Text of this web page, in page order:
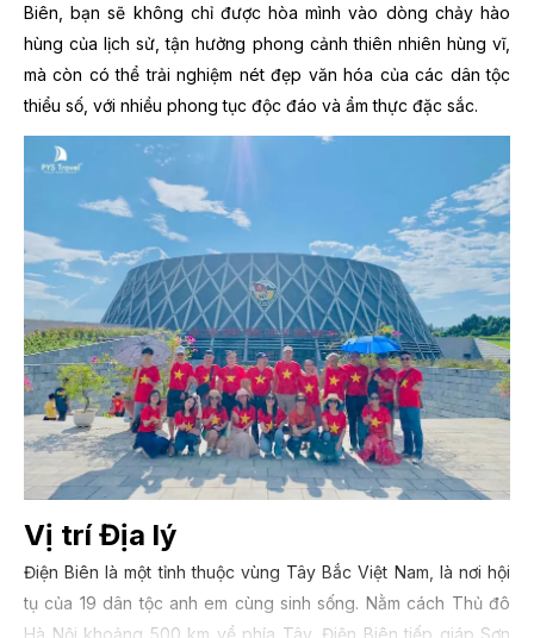
Biên, bạn sẽ không chỉ được hòa mình vào dòng chảy hào
hùng của lịch sử, tận hưởng phong cảnh thiên nhiên hùng vĩ,
mà còn có thể trải nghiệm nét đẹp văn hóa của các dân tộc
thiểu số, với nhiều phong tục độc đáo và ẩm thực đặc sắc.
Vị trí Địa lý
Điện Biên là một tỉnh thuộc vùng Tây Bắc Việt Nam, là nơi hội
tụ của 19 dân tộc anh em cùng sinh sống. Nằm cách Thủ đô
Hà Nội khoảng 500 km về phía Tây, Điện Biên tiếp giáp Sơn